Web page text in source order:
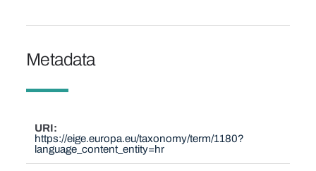
Metadata
URI
https://eige.europa.eu/taxonomy/term/1180?
language_content_entity=hr